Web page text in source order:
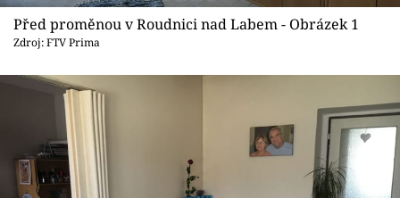
Sledujte nás
Před proměnou v Roudnici nad Labem - Obrázek 1
Zdroj: FTV Prima